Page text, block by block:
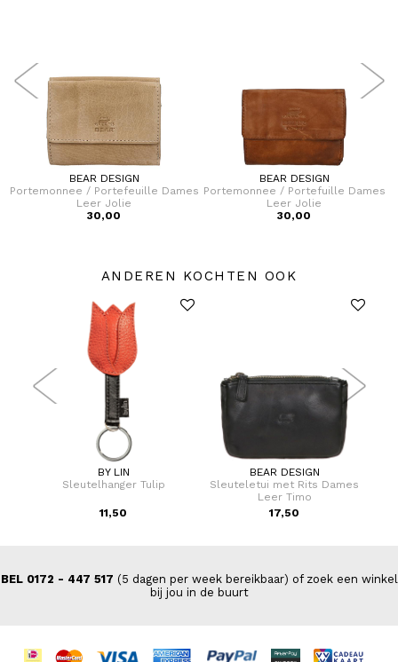
BEAR DESIGN
Portemonnee / Portefeuille Dames
Leer Jolie
30,00
BEAR DESIGN
Portemonnee / Portefuille Dames
Leer Jolie
30,00
ANDEREN KOCHTEN OOK
BY LIN
Sleutelhanger Tulip
11,50
BEAR DESIGN
Sleuteletui met Rits Dames
Leer Timo
17,50
BEL 0172 - 447 517 (5 dagen per week bereikbaar) of zoek een winkel
bij jou in de buurt